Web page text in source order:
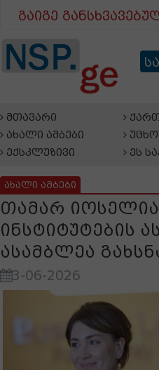
გაიგე
მთავარი
ახალი ამბები
ექსკლუზივი
ეს
ახალი ამბები
თამარ
ინსტიტუტების
ასამბლეა
3-06-2026